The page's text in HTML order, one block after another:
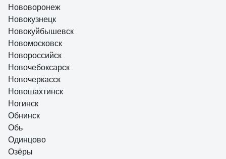
Нововоронеж
Новокузнецк
Новокуйбышевск
Новомосковск
Новороссийск
Новочебоксарск
Новочеркасск
Новошахтинск
Ногинск
Обнинск
Обь
Одинцово
Озёры